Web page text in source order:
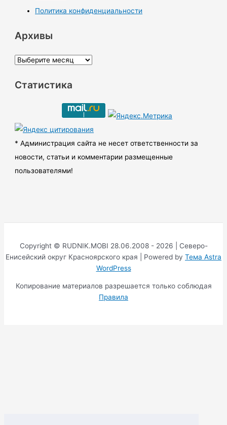
Политика конфиденциальности
Архивы
А
х
ы
Статистика
* Администрация сайта не несет ответственности за
новости, статьи и комментарии размещенные
пользователями!
Copyright © RUDNIK.MOBI 28.06.2008 - 2026 | Северо-
Енисейский округ Красноярского края | Powered by Тема Astra
WordPress
Копирование материалов разрешается только соблюдая
Правила